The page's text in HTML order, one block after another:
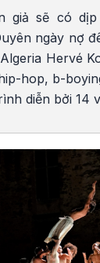
giả sẽ có
ngày nợ
Hervé
hop, b-
diễn bởi 14